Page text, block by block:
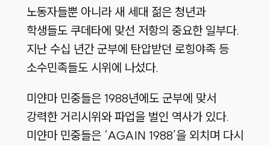
노동자들뿐 아니라 새 세대 젊은 청년과
학생들도 쿠데타에 맞선 저항의 중요한 일부다.
지난 수십 년간 군부에 탄압받던 로힝야족 등
소수민족들도 시위에 나섰다.
미얀마 민중들은 1988년에도 군부에 맞서
강력한 거리시위와 파업을 벌인 역사가 있다.
미얀마 민중들은 ‘AGAIN 1988’을 외치며 다시